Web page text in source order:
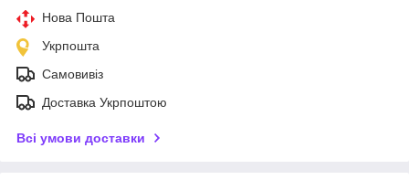
Нова Пошта
Укрпошта
Самовивіз
Доставка Укрпоштою
Всі умови доставки